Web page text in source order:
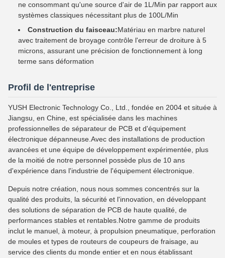
ne consommant qu'une source d'air de 1L/Min par rapport aux
systèmes classiques nécessitant plus de 100L/Min
Construction du faisceau:Matériau en marbre naturel
avec traitement de broyage contrôle l'erreur de droiture à 5
microns, assurant une précision de fonctionnement à long
terme sans déformation
Profil de l'entreprise
YUSH Electronic Technology Co., Ltd., fondée en 2004 et située à
Jiangsu, en Chine, est spécialisée dans les machines
professionnelles de séparateur de PCB et d'équipement
électronique dépanneuse.Avec des installations de production
avancées et une équipe de développement expérimentée, plus
de la moitié de notre personnel possède plus de 10 ans
d'expérience dans l'industrie de l'équipement électronique.
Depuis notre création, nous nous sommes concentrés sur la
qualité des produits, la sécurité et l'innovation, en développant
des solutions de séparation de PCB de haute qualité, de
performances stables et rentables.Notre gamme de produits
inclut le manuel, à moteur, à propulsion pneumatique, perforation
de moules et types de routeurs de coupeurs de fraisage, au
service des clients du monde entier et en nous établissant